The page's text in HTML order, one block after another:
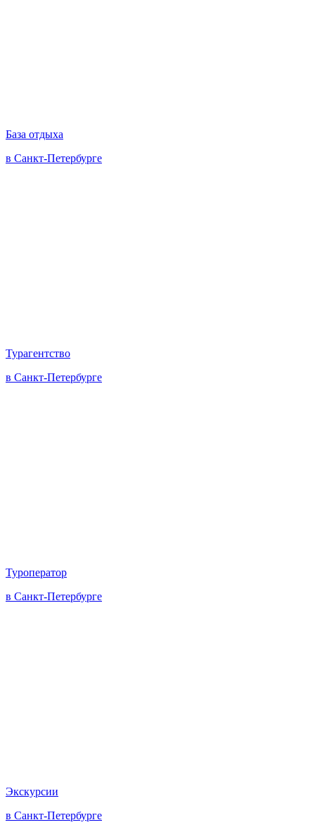
База отдыха
в Санкт-Петербурге
Турагентство
в Санкт-Петербурге
Туроператор
в Санкт-Петербурге
Экскурсии
в Санкт-Петербурге